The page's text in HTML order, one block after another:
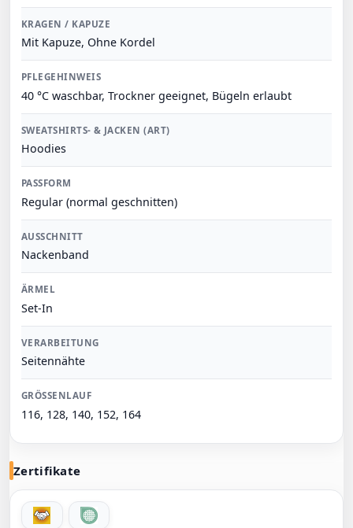
KRAGEN / KAPUZE
Mit Kapuze, Ohne Kordel
PFLEGEHINWEIS
40 °C waschbar, Trockner geeignet, Bügeln erlaubt
SWEATSHIRTS- & JACKEN (ART)
Hoodies
PASSFORM
Regular (normal geschnitten)
AUSSCHNITT
Nackenband
ÄRMEL
Set-In
VERARBEITUNG
Seitennähte
GRÖSSENLAUF
116, 128, 140, 152, 164
Zertifikate